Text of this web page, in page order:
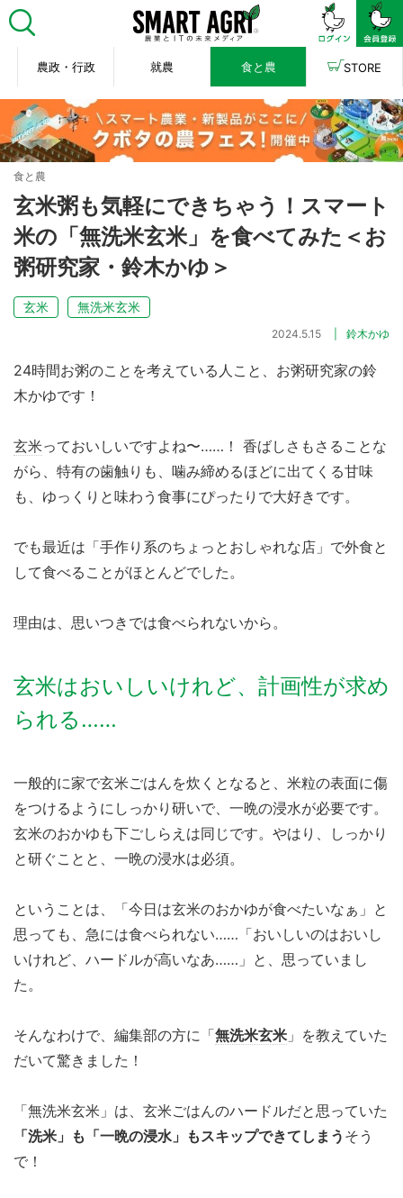
農政・行政 就農 食と農 STORE
食と農
玄米粥も気軽にできちゃう！スマート
米の「無洗米玄米」を食べてみた＜お
粥研究家・鈴木かゆ＞
玄米 無洗米玄米
2024.5.15 鈴木かゆ
24時間お粥のことを考えている人こと、お粥研究家の鈴
木かゆです！
玄米っておいしいですよね〜……！ 香ばしさもさることな
がら、特有の歯触りも、噛み締めるほどに出てくる甘味
も、ゆっくりと味わう食事にぴったりで大好きです。
でも最近は「手作り系のちょっとおしゃれな店」で外食と
して食べることがほとんどでした。
理由は、思いつきでは食べられないから。
玄米はおいしいけれど、計画性が求め
られる……
一般的に家で玄米ごはんを炊くとなると、米粒の表面に傷
をつけるようにしっかり研いで、一晩の浸水が必要です。
玄米のおかゆも下ごしらえは同じです。やはり、しっかり
と研ぐことと、一晩の浸水は必須。
ということは、「今日は玄米のおかゆが食べたいなぁ」と
思っても、急には食べられない……「おいしいのはおいし
いけれど、ハードルが高いなあ……」と、思っていまし
た。
そんなわけで、編集部の方に「無洗米玄米 」を教えていた
だいて驚きました！
「無洗米玄米」は、玄米ごはんのハードルだと思っていた
「洗米」も「一晩の浸水」もスキップできてしまう そう
で！